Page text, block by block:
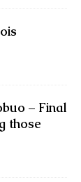
– Final
those